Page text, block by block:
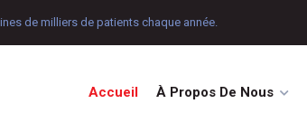
de milliers de patients chaque année.
Accueil À Propos De Nous